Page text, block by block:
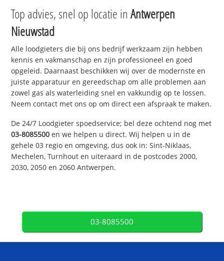
Top advies, snel op locatie inAntwerpen
Nieuwstad
Alle loodgieters die bij ons bedrijf werkzaam zijn hebben
kennis en vakmanschap en zijn professioneel en goed
opgeleid. Daarnaast beschikken wij over de modernste en
juiste apparatuur en gereedschap om alle problemen aan
zowel gas als waterleiding snel en vakkundig op te lossen.
Neem contact met ons op om direct een afspraak te maken.
De 24/7 Loodgieter spoedservice; bel deze ochtend nog met
03-8085500 en we helpen u direct. Wij helpen u in de
gehele 03 regio en omgeving, dus ook in: Sint-Niklaas,
Mechelen, Turnhout en uiteraard in de postcodes 2000,
2030, 2050 en 2060 Antwerpen.
03-8085500